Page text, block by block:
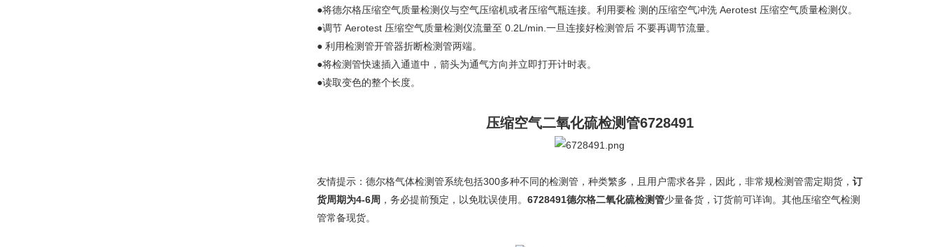
●将德尔格压缩空气质量检测仪与空气压缩机或者压缩气瓶连接。利用要检 测的压缩空气冲洗 Aerotest 压缩空气质量检测仪。
●调节 Aerotest 压缩空气质量检测仪流量至 0.2L/min. 一旦连接好检测管后 不要再调节流量。
● 利用检测管开管器折断检测管两端。
●将检测管快速插入通道中，箭头为通气方向并立即打开计时表。
●读取变色的整个长度。
压缩空气二氧化硫检测管6728491
友情提示：德尔格气体检测管系统包括300多种不同的检测管，种类繁多，且用户需求各异，因此，非常规检测管需定期货， 订
货周期为4-6周 ，务必提前预定，以免耽误使用。 6728491德尔格二氧化硫检测管少量备货，订货前可详询。其他压缩空气检测
管常备现货。